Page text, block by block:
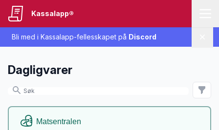
Bli med i Kassalapp-fellesskapet på Discord
Kassalapp®
Dagligvarer